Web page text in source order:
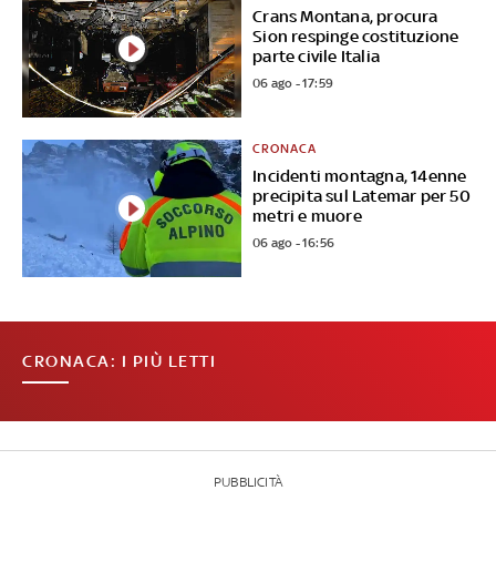
Crans Montana, procura
Sion respinge costituzione
parte civile Italia
06 ago - 17:59
Incidenti montagna, 14enne
precipita sul Latemar per 50
metri e muore
CRONACA
06 ago - 16:56
CRONACA: I PIÙ LETTI
PUBBLICITÀ